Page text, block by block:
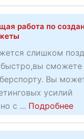
работа по
слишком
быстро,вы сможете
Вы
усилий
с ... Подробнееa
o